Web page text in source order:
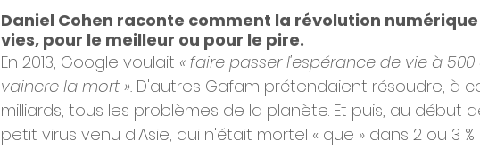
Daniel Cohen raconte comment la révolution
vies, pour le meilleur ou pour le pire.
En 2013, Google voulait « faire passer l'espérance de vie à 500
vaincre la mort ». D'autres Gafam prétendaient résoudre, à
milliards, tous les problèmes de la planète. Et puis, au début
petit virus venu d'Asie, qui n'était mortel « que » dans 2 ou 3